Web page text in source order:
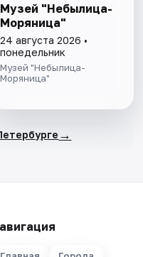
Музей "Небылица-
Моряница"
24 августа 2026 •
понедельник
Музей "Небылица-
Моряница"
→